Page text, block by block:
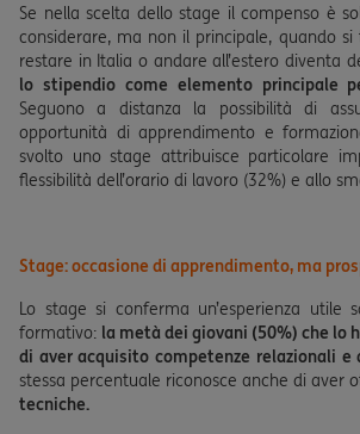
Se nella scelta dello stage il compenso è
considerare, ma non il principale, quando
restare in Italia o andare all’estero diventa
lo stipendio come elemento principale
Seguono a distanza la possibilità di
opportunità di apprendimento e
svolto uno stage attribuisce particolare
flessibilità dell’orario di lavoro (32%) e allo
Stage: occasione di apprendimento, ma
Lo stage si conferma un’esperienza utile
formativo: la metà dei giovani (50%) che lo
di aver acquisito competenze relazionali e
stessa percentuale riconosce anche di aver
tecniche.